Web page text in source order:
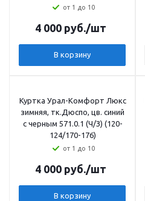
от 1 до 10
4 000руб./шт
В корзину
Куртка Урал-Комфорт Люкс
зимняя, тк.Дюспо, цв. синий
с черным 571.0.1 (Ч/З) (120-
124/170-176)
от 1 до 10
4 000руб./шт
В корзину